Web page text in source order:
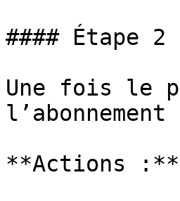
#### Étape
Une fois le
**Actions :**